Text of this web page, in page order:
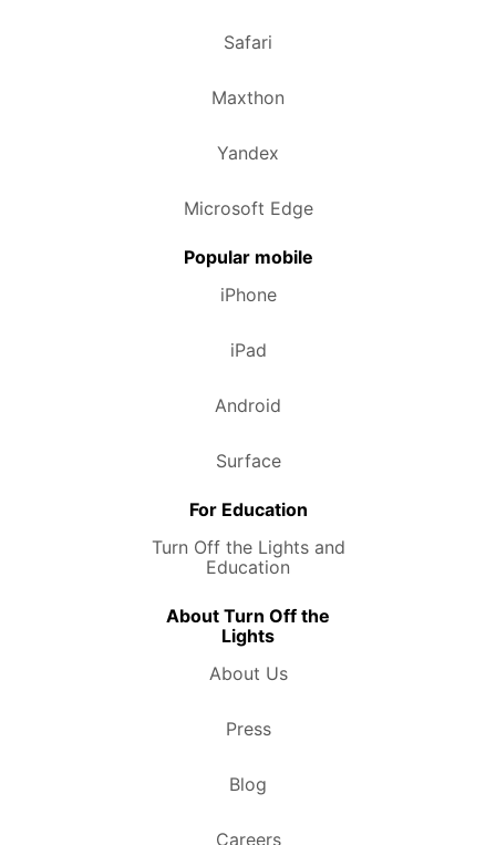
Safari
Maxthon
Yandex
Microsoft Edge
Popular mobile
iPhone
iPad
Android
Surface
For Education
Turn Off the Lights and
Education
About Turn Off the
Lights
About Us
Press
Blog
Careers